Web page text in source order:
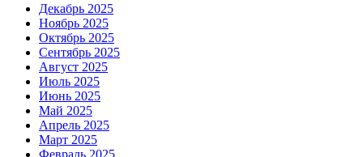
Декабрь 2025
Ноябрь 2025
Октябрь 2025
Сентябрь 2025
Август 2025
Июль 2025
Июнь 2025
Май 2025
Апрель 2025
Март 2025
Февраль 2025